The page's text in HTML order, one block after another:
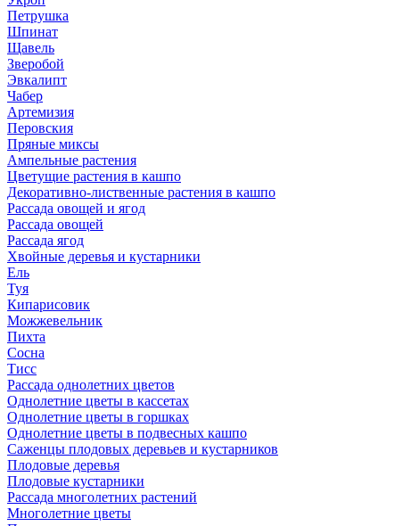
Петрушка
Шпинат
Щавель
Зверобой
Эвкалипт
Чабер
Артемизия
Перовския
Пряные миксы
Ампельные растения
Цветущие растения в кашпо
Декоративно-лиственные растения в кашпо
Рассада овощей и ягод
Рассада овощей
Рассада ягод
Хвойные деревья и кустарники
Ель
Туя
Кипарисовик
Можжевельник
Пихта
Сосна
Тисc
Рассада однолетних цветов
Однолетние цветы в кассетах
Однолетние цветы в горшках
Однолетние цветы в подвесных кашпо
Саженцы плодовых деревьев и кустарников
Плодовые деревья
Плодовые кустарники
Рассада многолетних растений
Многолетние цветы